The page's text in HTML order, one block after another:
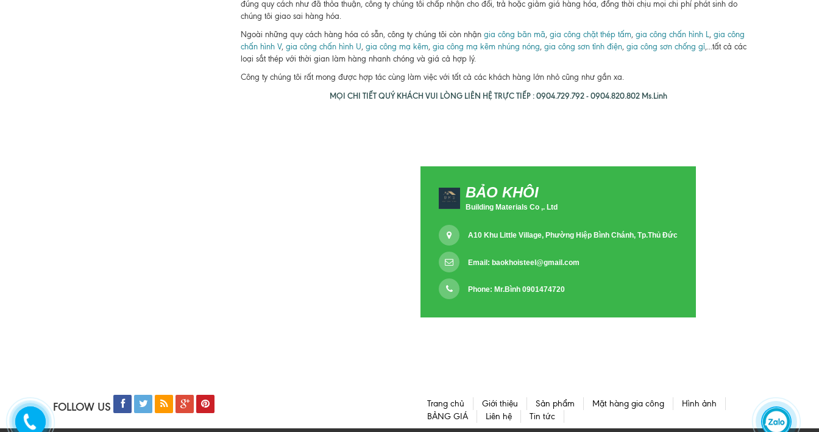
đúng quy cách như đã thỏa thuận, công ty chúng tôi chấp nhận cho đổi, trả hoặc giảm giá hàng hóa, đồng thời chịu mọi chi phí phát sinh do
chúng tôi giao sai hàng hóa.
Ngoài những quy cách hàng hóa có sẵn, công ty chúng tôi còn nhận gia công bãn mã, gia công chặt thép tấm, gia công chấn hình L, gia công
chấn hình V, gia công chấn hình U, gia công mạ kẽm, gia công mạ kẽm nhúng nóng, gia công sơn tỉnh điện, gia công sơn chống gỉ,...tất cả các
loại sắt thép với thời gian làm hàng nhanh chóng và giá cả hợp lý.
Công ty chúng tôi rất mong được hợp tác cùng làm việc với tất cả các khách hàng lớn nhỏ cũng như gần xa.
MỌI CHI TIẾT QUÝ KHÁCH VUI LÒNG LIÊN HỆ TRỰC TIẾP : 0904.729.792 - 0904.820.802 Ms.Linh
BẢO KHÔI
Building Materials Co ,. Ltd
A10 Khu Little Village, Phường Hiệp Bình Chánh, Tp.Thủ Đức
Email:baokhoisteel@gmail.com
Phone: Mr.Bình 0901474720
FOLLOW US Trang chủ Giới thiệu Sản phẩm Mặt hàng gia công
Hình ảnh
BẢNG GIÁ
Liên hệ Tin tức